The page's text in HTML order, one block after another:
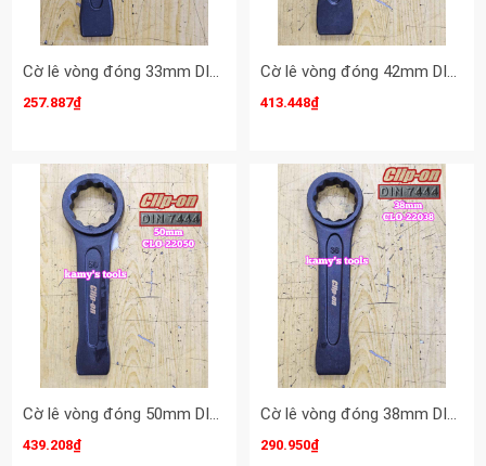
Cờ lê vòng đóng 33mm DIN7444 Clip-On CLO-22033
257.887₫
Cờ lê vòng đóng 42mm DIN7444 Clip-On CLO-22042
413.448₫
Cờ lê vòng đóng 50mm DIN7444 Clip-On CLO-22050
439.208₫
Cờ lê vòng đóng 38mm DIN7444 Clip-On CLO-22038
290.950₫